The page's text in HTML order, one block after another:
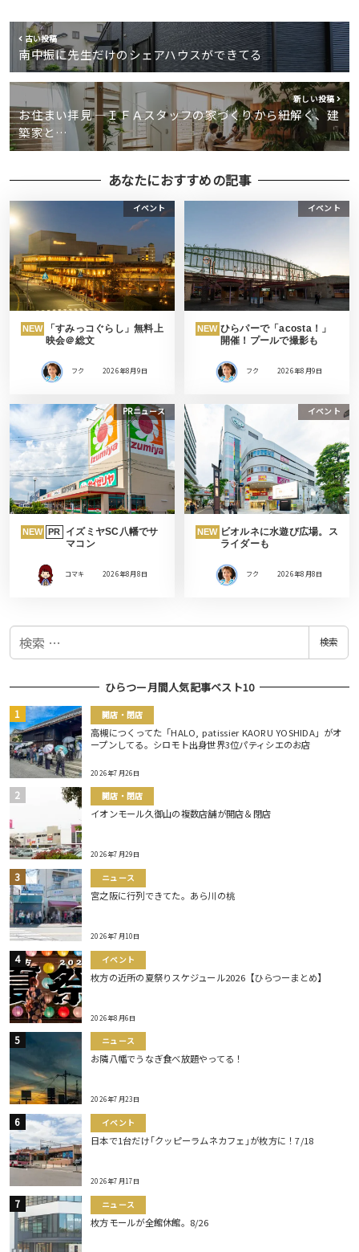
古い投稿
南中振に先生だけのシェアハウスができてる
新しい投稿
お住まい拝見 ―ＩＦＡスタッフの家づくりから紐解く、建
築家と…
あなたにおすすめの記事
イベント
NEW
「すみっコぐらし」無料上
映会＠総文
フク 2026年8月9日
イベント
NEW ひらパーで「acosta！」
開催！プールで撮影も
フク 2026年8月9日
PRニュース
NEW PR
イズミヤSC八幡でサ
マコン
コマキ 2026年8月8日
イベント
NEW ビオルネに水遊び広場。ス
ライダーも
フク 2026年8月8日
検
検索
ひらつー月間人気記事ベスト10
開店・閉店
高槻につくってた「HALO, patissier KAORU YOSHIDA」がオ
ープンしてる。シロモト出身世界3位パティシエのお店
2026年7月26日
開店・閉店
イオンモール久御山の複数店舗が開店＆閉店
2026年7月29日
ニュース
宮之阪に行列できてた。あら川の桃
2026年7月10日
イベント
枚方の近所の夏祭りスケジュール2026【ひらつーまとめ】
2026年8月6日
ニュース
お隣八幡でうなぎ食べ放題やってる！
2026年7月23日
イベント
日本で1台だけ｢クッピーラムネカフェ｣が枚方に！7/18
2026年7月17日
ニュース
枚方モールが全館休館。8/26